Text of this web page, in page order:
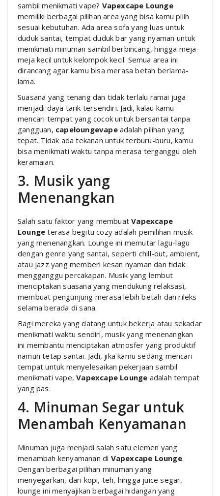
sambil menikmati vape? Vapexcape Lounge
memiliki berbagai pilihan area yang bisa kamu pilih
sesuai kebutuhan. Ada area sofa yang luas untuk
duduk santai, tempat duduk bar yang nyaman untuk
menikmati minuman sambil berbincang, hingga meja-
meja kecil untuk kelompok kecil. Semua area ini
dirancang agar kamu bisa merasa betah berlama-
lama.
Suasana yang tenang dan tidak terlalu ramai juga
menjadi daya tarik tersendiri. Jadi, kalau kamu
mencari tempat yang cocok untuk bersantai tanpa
gangguan, capeloungevapeadalah pilihan yang
tepat. Tidak ada tekanan untuk terburu-buru, kamu
bisa menikmati waktu tanpa merasa terganggu oleh
keramaian.
3. Musik yang
Menenangkan
Salah satu faktor yang membuatVapexcape
Lounge terasa begitu cozy adalah pemilihan musik
yang menenangkan. Lounge ini memutar lagu-lagu
dengan genre yang santai, seperti chill-out, ambient,
atau jazz yang memberi kesan nyaman dan tidak
mengganggu percakapan. Musik yang lembut
menciptakan suasana yang mendukung relaksasi,
membuat pengunjung merasa lebih betah dan rileks
selama berada di sana.
Bagi mereka yang datang untuk bekerja atau sekadar
menikmati waktu sendiri, musik yang menenangkan
ini membantu menciptakan atmosfer yang produktif
namun tetap santai. Jadi, jika kamu sedang mencari
tempat untuk menyelesaikan pekerjaan sambil
menikmati vape,Vapexcape Lounge adalah tempat
yang pas.
4. Minuman Segar untuk
Menambah Kenyamanan
Minuman juga menjadi salah satu elemen yang
menambah kenyamanan di Vapexcape Lounge.
Dengan berbagai pilihan minuman yang
menyegarkan, dari kopi, teh, hingga juice segar,
lounge ini menyajikan berbagai hidangan yang